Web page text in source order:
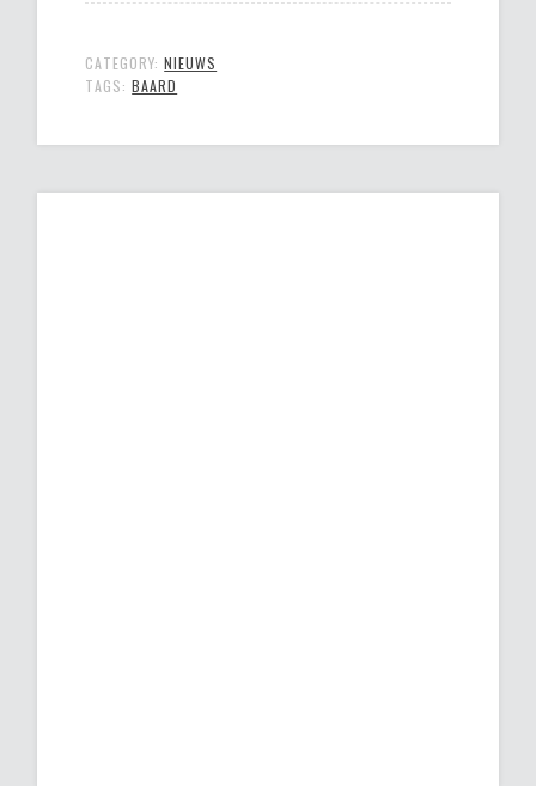
CATEGORY:NIEUWS
TAGS:BAARD